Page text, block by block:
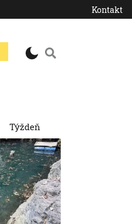
Kontakt
Týždeň